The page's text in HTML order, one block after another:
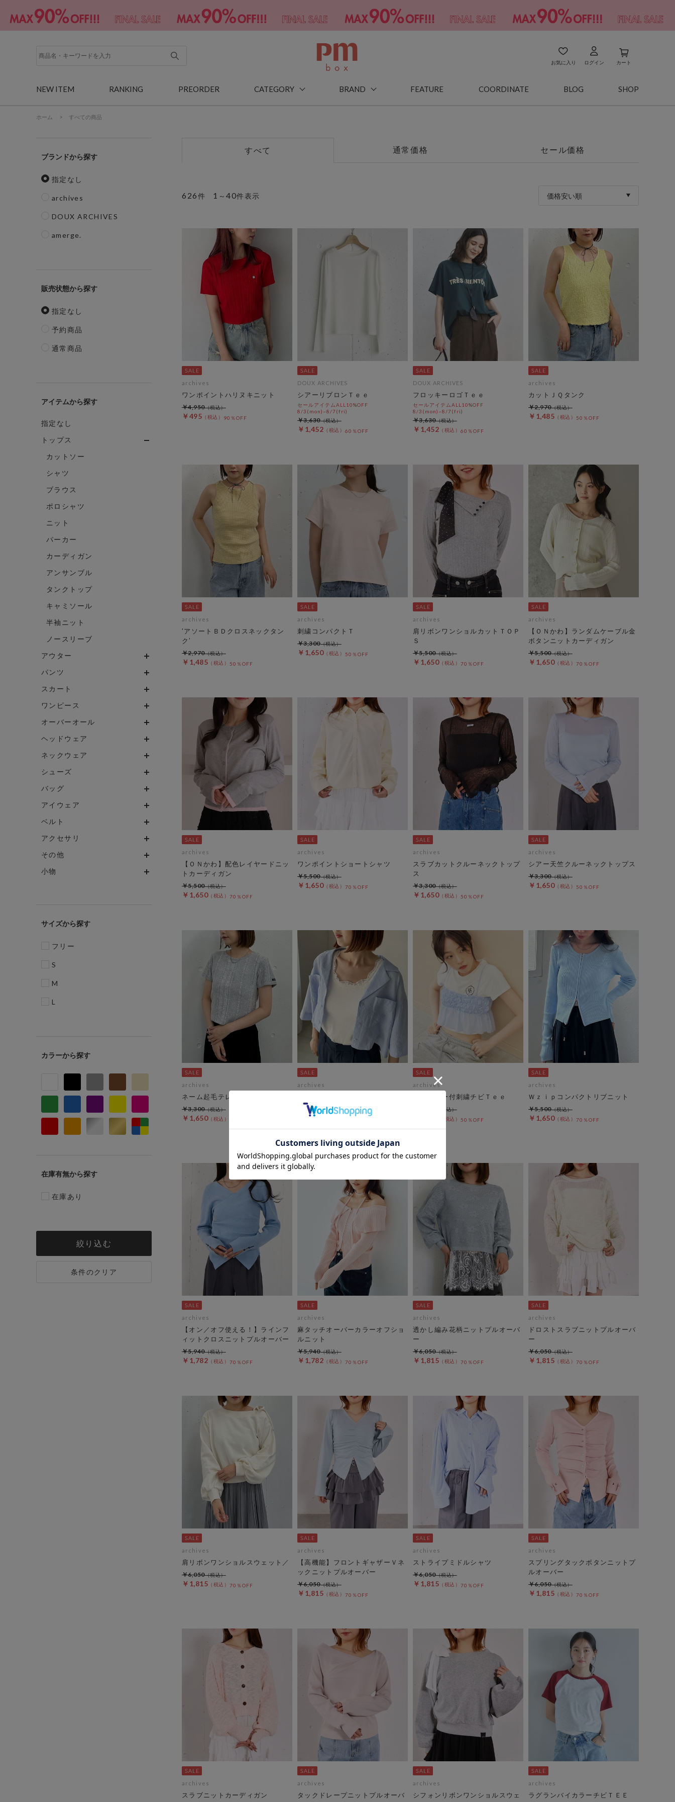
お気に入り ログイン カート
NEW ITEM RANKING PREORDER CATEGORY BRAND FEATURE COORDINATE BLOG SHOP
ホーム > すべての商品
ブランド
指定なし
archives
DOUX ARCHIVES
amerge.
販売状態
指定なし
予約商品
通常商品
アイテム
指定なし
トップス
カットソー
シャツ
ブラウス
ポロシャツ
ニット
パーカー
カーディガン
アンサンブル
タンクトップ
キャミソール
半袖ニット
ノースリーブ
アウター
パンツ
スカート
ワンピース
オーバーオール
ヘッドウェア
ネックウェア
シューズ
バッグ
アイウェア
ベルト
アクセサリ
その他
小物
サイズ
フリー
S
M
L
カラー
在庫有無
在庫あり
絞り込む
条件のクリア
すべて 通常価格 セール価格
626件 1 ～40件表示 価格安い順
archives
ワンポイントハリヌキニット
￥495 90％OFF
￥4,950
DOUX ARCHIVES
シアーリブロンＴｅｅ
セールアイテムALL10%OFF
8/3(mon)~8/7(fri)
￥1,452 60％OFF
￥3,630
DOUX ARCHIVES
フロッキーロゴＴｅｅ
セールアイテムALL10%OFF
8/3(mon)~8/7(fri)
￥1,452 60％OFF
￥3,630
archives
カットＪＱタンク
￥1,485 50％OFF
￥2,970
archives
’アソートＢＤクロスネックタン
ク’
￥1,485 50％OFF
￥2,970
archives
刺繍コンパクトＴ
￥1,650 50％OFF
￥3,300
archives
肩リボンワンショルカットＴＯＰ
Ｓ
￥1,650 70％OFF
￥5,500
archives
【ＯＮかわ】ランダムケーブル金
ボタンニットカーディガン
￥1,650 70％OFF
￥5,500
archives
【ＯＮかわ】配色レイヤードニッ
トカーディガン
￥1,650 70％OFF
￥5,500
archives
ワンポイントショートシャツ
￥1,650 70％OFF
￥5,500
archives
スラブカットクルーネックトップ
ス
￥1,650 50％OFF
￥3,300
archives
シアー天竺クルーネックトップス
￥1,650 50％OFF
￥3,300
archives
ネーム起毛テレコＴｅｅ
￥1,650
￥3,300
archives
トップ
￥1,650 50％OFF
￥3,300
archives
チョーカー付刺繍チビＴｅｅ
50％OFF
archives
Ｗｚｉｐコンパクトリブニット
￥1,650 70％OFF
￥5,500
archives
【オン／オフ使える！】ラインフ
ィットクロスニットプルオーバー
￥1,782 70％OFF
￥5,940
archives
麻タッチオーバーカラーオフショ
ルニット
￥1,782 70％OFF
￥5,940
archives
透かし編み花柄ニットプルオーバ
ー
￥1,815 70％OFF
￥6,050
archives
ドロストスラブニットプルオーバ
ー
￥1,815 70％OFF
￥6,050
archives
肩リボンワンショルスウェット／
￥1,815 70％OFF
￥6,050
archives
【高機能】フロントギャザーＶネ
ックニットプルオーバー
￥1,815 70％OFF
￥6,050
archives
ストライプミドルシャツ
￥1,815 70％OFF
￥6,050
archives
スプリングタックボタンニットプ
ルオーバー
￥1,815 70％OFF
￥6,050
archives
スラブニットカーディガン
archives
タックドレープニットプルオーバ
archives
シフォンリボンワンショルスウェ
archives
ラグランバイカラーチビＴＥＥ